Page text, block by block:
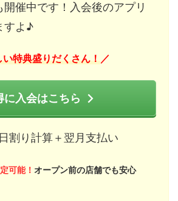
開催中です！入会後のアプリ
すよ♪
い特典盛りだくさん！ ／
に入会はこちら
割り計算＋翌月支払い
可能！ オープン前の店舗でも安心